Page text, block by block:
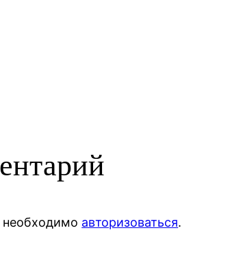
авторизоваться.